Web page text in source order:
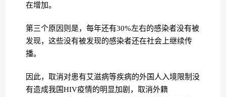
在增加。
第三个原因则是，每年还有30%左右的感染者没有被
发现，这些没有被发现的感染者还在社会上继续传
播。
因此，取消对患有艾滋病等疾病的外国人入境限制没
有造成我国HIV疫情的明显加剧，取消外籍